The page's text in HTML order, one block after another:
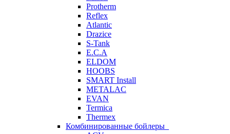
Protherm
Reflex
Atlantic
Drazice
S-Tank
E.C.A
ELDOM
HOOBS
SMART Install
METALAC
EVAN
Termica
Thermex
Комбинированные бойлеры